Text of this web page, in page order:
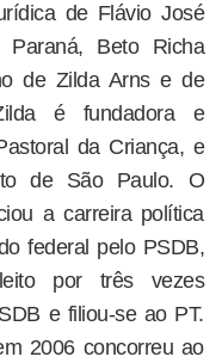
de Flávio José
Beto Richa
de Zilda Arns e de
é fundadora e
da Criança, e
de São Paulo. O
a carreira política
federal pelo PSDB,
por três vezes
e filiou-se ao PT.
2006 concorreu ao